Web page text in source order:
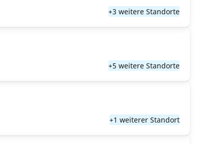
+3 weitere Standorte
+5 weitere Standorte
+1 weiterer Standort